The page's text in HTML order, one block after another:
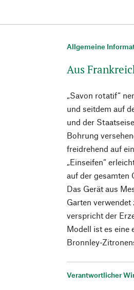
Allgemeine
Aus
„Savon rotatif“
und seitdem auf
und der
Bohrung
freidrehend auf
„Einseifen“
auf der gesamten
Das Gerät aus
Garten verwendet
verspricht der
Modell ist es eine
Bronnley-
Verantwortlicher